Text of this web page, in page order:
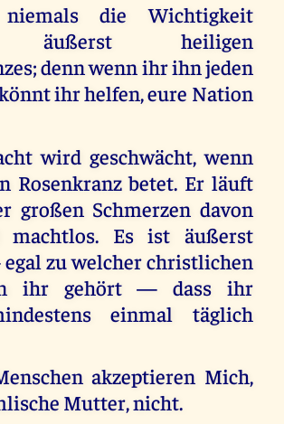
niemals die Wichtigkeit
äußerst heiligen
denn wenn ihr ihn jeden
ihr helfen, eure Nation
wird geschwächt, wenn
Rosenkranz betet. Er läuft
großen Schmerzen davon
Es ist äußerst
zu welcher christlichen
ihr gehört — dass ihr
einmal täglich
akzeptieren Mich,
Mutter, nicht.